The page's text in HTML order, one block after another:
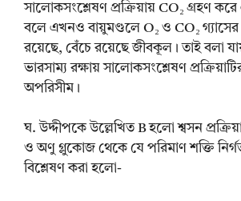
সালোকসংশ্লেষণ প্রক্রিয়ায় CO₂ গ্রহণ
বলে এখনও বায়ুমণ্ডলে O₂ ও CO₂ গ্যাসের
রয়েছে, বেঁচে রয়েছে জীবকূল। তাই বলা
ভারসাম্য রক্ষায় সালোকসংশ্লেষণ
অপরিসীম।
ঘ. উদ্দীপকে উল্লেখিত B হলো শ্বসন
ও অণু গ্লুকোজ থেকে যে পরিমাণ শক্তি
বিশ্লেষণ করা হলো-